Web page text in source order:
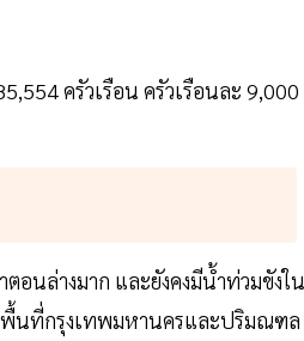
ครัวเรือน ครัวเรือนละ 9,000
อนล่างมาก และยังคงมีน้ำท่วมขังใน
นที่กรุงเทพมหานครและปริมณฑล